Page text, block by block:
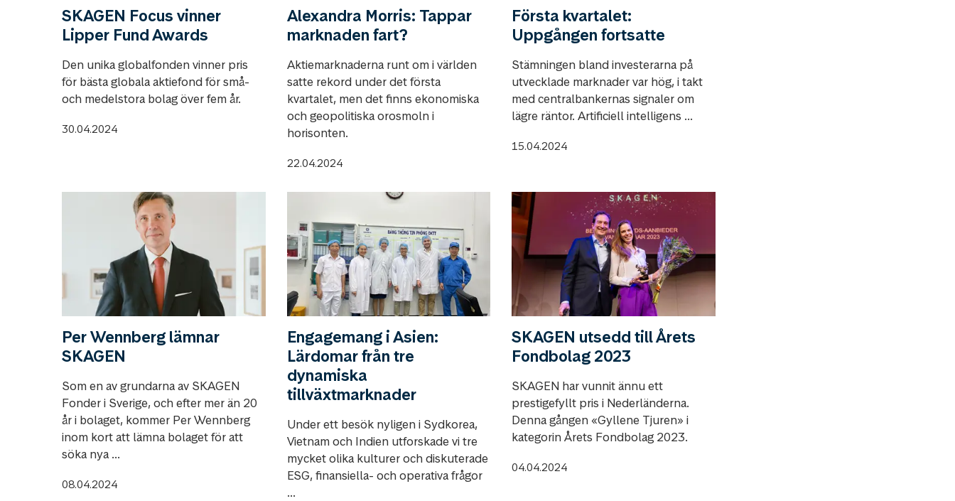
SKAGEN Focus vinner
Lipper Fund Awards
Den unika globalfonden vinner pris
för bästa globala aktiefond för små-
och medelstora bolag över fem år.
30.04.2024
Alexandra Morris: Tappar
marknaden fart?
Aktiemarknaderna runt om i världen
satte rekord under det första
kvartalet, men det finns ekonomiska
och geopolitiska orosmoln i
horisonten.
22.04.2024
Första kvartalet:
Uppgången fortsatte
Stämningen bland investerarna på
utvecklade marknader var hög, i takt
med centralbankernas signaler om
lägre räntor. Artificiell intelligens ...
15.04.2024
Per Wennberg lämnar
SKAGEN
Som en av grundarna av SKAGEN
Fonder i Sverige, och efter mer än 20
år i bolaget, kommer Per Wennberg
inom kort att lämna bolaget för att
söka nya ...
08.04.2024
Engagemang i Asien:
Lärdomar från tre
dynamiska
tillväxtmarknader
Under ett besök nyligen i Sydkorea,
Vietnam och Indien utforskade vi tre
mycket olika kulturer och diskuterade
ESG, finansiella- och operativa frågor
...
SKAGEN utsedd till Årets
Fondbolag 2023
SKAGEN har vunnit ännu ett
prestigefyllt pris i Nederländerna.
Denna gången «Gyllene Tjuren» i
kategorin Årets Fondbolag 2023.
04.04.2024